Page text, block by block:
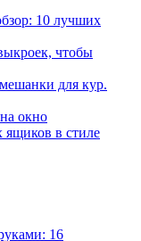
10 лучших
чтобы
для кур.
окно
в стиле
16